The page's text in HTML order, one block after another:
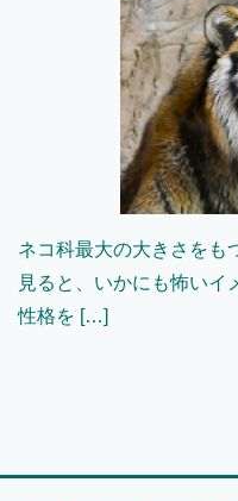
ネコ科最大の大きさをも
見ると、いかにも怖いイ
性格を […]